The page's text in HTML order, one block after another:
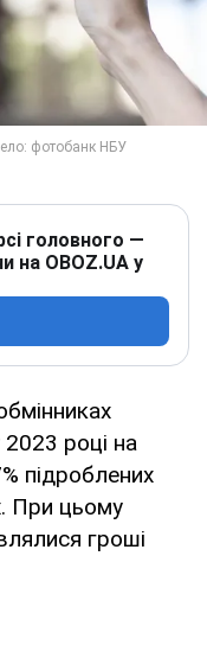
головного —
на OBOZ.UA у
році на
підроблених
При цьому
гроші